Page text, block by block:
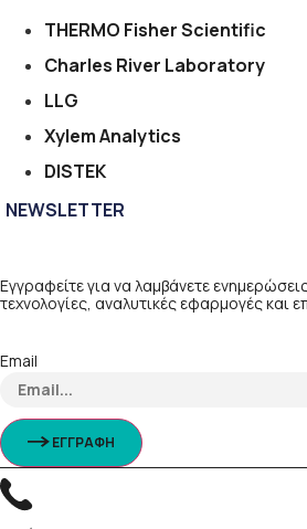
THERMO Fisher Scientific
Charles River Laboratory
LLG
Xylem Analytics
DISTEK
NEWSLETTER
Εγγραφείτε για να λαμβάνετε
τεχνολογίες, αναλυτικές εφαρμογές και
Email
ΕΓΓΡΑΦΗ